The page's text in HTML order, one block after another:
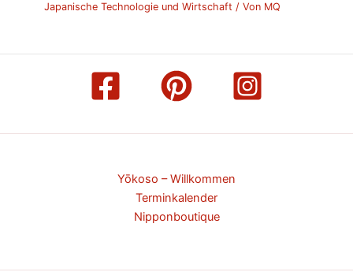
Japanische Technologie und Wirtschaft / Von MQ
Yōkoso – Willkommen
Terminkalender
Nipponboutique